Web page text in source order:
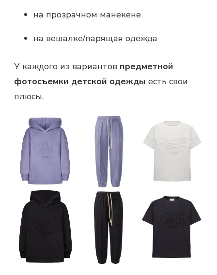
на прозрачном манекене
на вешалке/парящая одежда
У каждого из вариантов предметной
фотосъемки детской одежды есть свои
плюсы.